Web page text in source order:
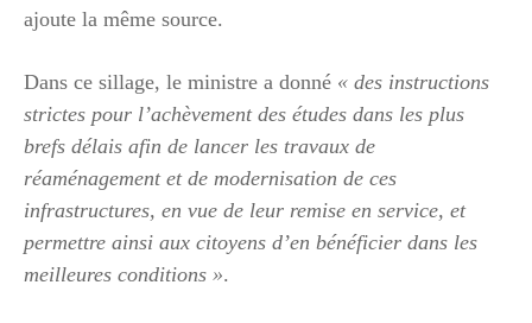
ajoute la même source.
Dans ce sillage, le ministre a donné « des instructions
strictes pour l’achèvement des études dans les plus
brefs délais afin de lancer les travaux de
réaménagement et de modernisation de ces
infrastructures, en vue de leur remise en service, et
permettre ainsi aux citoyens d’en bénéficier dans les
meilleures conditions ».